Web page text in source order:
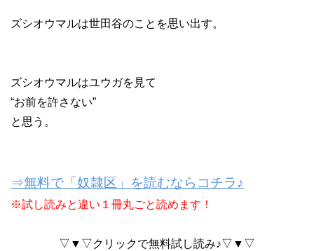
ズシオウマルは世田谷のことを思い出す。
ズシオウマルはユウガを見て
“お前を許さない”
と思う。
⇒無料で「奴隷区」を読むならコチラ♪
※試し読みと違い１冊丸ごと読めます！
▽▼▽クリックで無料試し読み♪▽▼▽